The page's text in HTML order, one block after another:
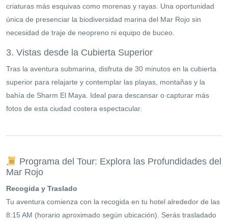
criaturas más esquivas como morenas y rayas. Una oportunidad
única de presenciar la biodiversidad marina del Mar Rojo sin
necesidad de traje de neopreno ni equipo de buceo.
3. Vistas desde la Cubierta Superior
Tras la aventura submarina, disfruta de 30 minutos en la cubierta
superior para relajarte y contemplar las playas, montañas y la
bahía de Sharm El Maya. Ideal para descansar o capturar más
fotos de esta ciudad costera espectacular.
Programa del Tour: Explora las Profundidades del
Mar Rojo
Recogida y Traslado
Tu aventura comienza con la recogida en tu hotel alrededor de las
8:15 AM (horario aproximado según ubicación). Serás trasladado